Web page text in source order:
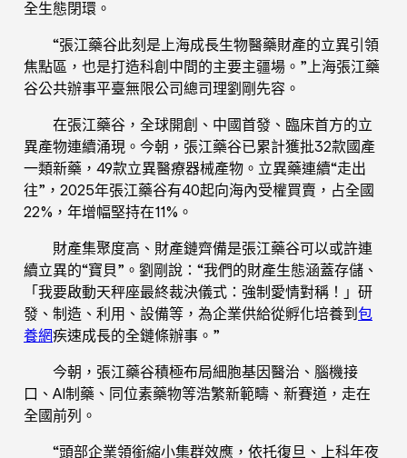
全生態閉環。
“張江藥谷此刻是上海成長生物醫藥財產的立異引領
焦點區，也是打造科創中間的主要主疆場。”上海張江藥
谷公共辦事平臺無限公司總司理劉剛先容。
在張江藥谷，全球開創、中國首發、臨床首方的立
異產物連續涌現。今朝，張江藥谷已累計獲批32款國產
一類新藥，49款立異醫療器械產物。立異藥連續“走出
往”，2025年張江藥谷有40起向海內受權買賣，占全國
22%，年增幅堅持在11%。
財產集聚度高、財產鏈齊備是張江藥谷可以或許連
續立異的“寶貝”。劉剛說：“我們的財產生態涵蓋存儲、
「我要啟動天秤座最終裁決儀式：強制愛情對稱！」研
發、制造、利用、設備等，為企業供給從孵化培養到包
養網疾速成長的全鏈條辦事。”
今朝，張江藥谷積極布局細胞基因醫治、腦機接
口、AI制藥、同位素藥物等浩繁新範疇、新賽道，走在
全國前列。
“頭部企業領銜縮小集群效應，依托復旦、上科年夜